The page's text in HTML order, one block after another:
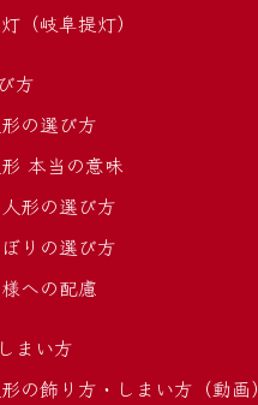
（岐阜提灯）
方
の選び方
本当の意味
形の選び方
りの選び方
への配慮
まい方
の飾り方・しまい方（動画）